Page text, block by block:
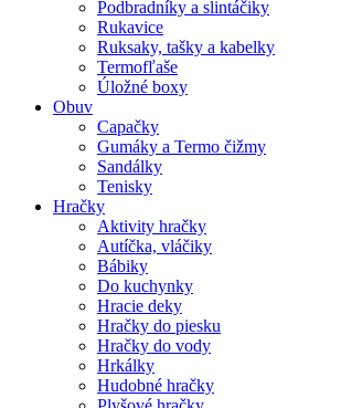
Podbradníky a slintáčiky
Rukavice
Ruksaky, tašky a kabelky
Termofľaše
Úložné boxy
Obuv
Capačky
Gumáky a Termo čižmy
Sandálky
Tenisky
Hračky
Aktivity hračky
Autíčka, vláčiky
Bábiky
Do kuchynky
Hracie deky
Hračky do piesku
Hračky do vody
Hrkálky
Hudobné hračky